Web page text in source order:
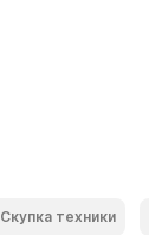
Скупка техники